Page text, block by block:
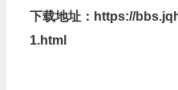
下载地址： https://
1.html